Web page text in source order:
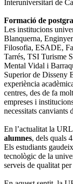
Interuniversitari de
Formació de
Les institucions
Blanquerna,
Filosofia, ESADE,
Tarrés, TSI Turisme
Mental Vidal i
Superior de Disseny
experiència
centres, des de fa
empreses i
necessitats canviants
En l’actualitat la
alumnes, dels quals
Els estudiants
tecnològic de la
serveis de qualitat